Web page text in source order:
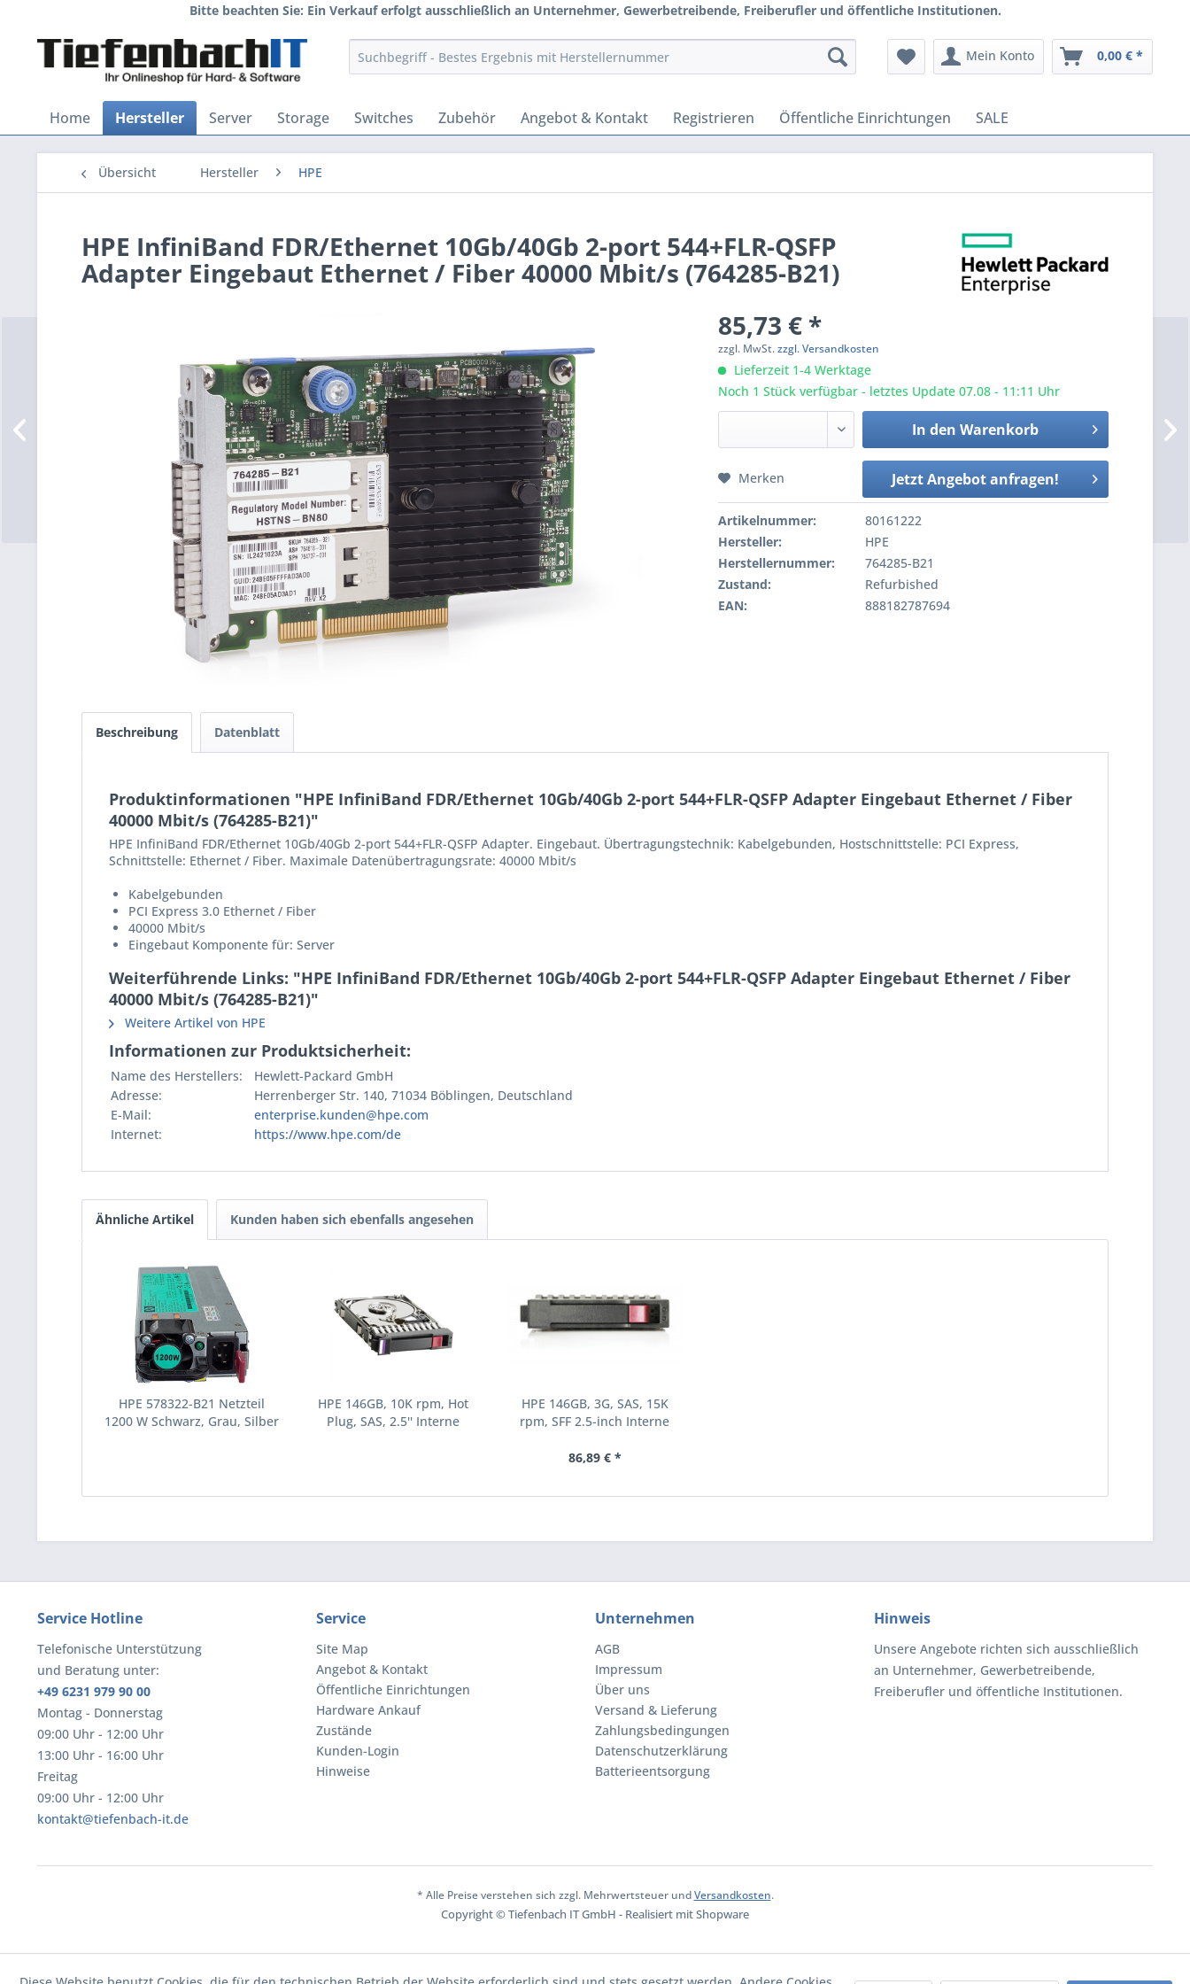
Bitte beachten Sie: Ein Verkauf erfolgt ausschließlich an Unternehmer, Gewerbetreibende, Freiberufler und öffentliche Institutionen.
Mein Konto 0,00 € *
Home Hersteller Server Storage Switches Zubehör Angebot & Kontakt Registrieren Öffentliche Einrichtungen SALE
Übersicht Hersteller HPE
HPE InfiniBand FDR/Ethernet 10Gb/40Gb 2-port 544+FLR-QSFP
Adapter Eingebaut Ethernet / Fiber 40000 Mbit/s (764285-B21)
85,73 € *
zzgl. MwSt.zzgl. Versandkosten
Lieferzeit 1-4 Werktage
Noch 1 Stück verfügbar - letztes Update 07.08 - 11:11 Uhr
In den Warenkorb
Jetzt Angebot anfragen!
Merken
Artikelnummer:
80161222
Hersteller:
HPE
Herstellernummer:
764285-B21
Zustand:
Refurbished
EAN:
888182787694
Beschreibung Datenblatt
Produktinformationen "HPE InfiniBand FDR/Ethernet 10Gb/40Gb 2-port 544+FLR-QSFP Adapter Eingebaut Ethernet / Fiber
40000 Mbit/s (764285-B21)"
HPE InfiniBand FDR/Ethernet 10Gb/40Gb 2-port 544+FLR-QSFP Adapter. Eingebaut. Übertragungstechnik: Kabelgebunden, Hostschnittstelle: PCI Express,
Schnittstelle: Ethernet / Fiber. Maximale Datenübertragungsrate: 40000 Mbit/s
Kabelgebunden
PCI Express 3.0 Ethernet / Fiber
40000 Mbit/s
Eingebaut Komponente für: Server
Weiterführende Links: "HPE InfiniBand FDR/Ethernet 10Gb/40Gb 2-port 544+FLR-QSFP Adapter Eingebaut Ethernet / Fiber
40000 Mbit/s (764285-B21)"
Weitere Artikel von HPE
Informationen zur Produktsicherheit:
Name des Herstellers:
Hewlett-Packard GmbH
Adresse:
Herrenberger Str. 140, 71034 Böblingen, Deutschland
E-Mail:
enterprise.kunden@hpe.com
Internet:
https://www.hpe.com/de
Ähnliche Artikel Kunden haben sich ebenfalls angesehen
HPE 578322-B21 Netzteil
1200 W Schwarz, Grau, Silber
HPE 146GB, 10K rpm, Hot
Plug, SAS, 2.5'' Interne
HPE 146GB, 3G, SAS, 15K
rpm, SFF 2.5-inch Interne
(504062-B21)
86,89 € *
Service Hotline
Telefonische Unterstützung
und Beratung unter:
+49 6231 979 90 00
Montag - Donnerstag
09:00 Uhr - 12:00 Uhr
13:00 Uhr - 16:00 Uhr
Freitag
09:00 Uhr - 12:00 Uhr
kontakt@tiefenbach-it.de
Service
Site Map
Angebot & Kontakt
Öffentliche Einrichtungen
Hardware Ankauf
Zustände
Kunden-Login
Hinweise
Unternehmen
AGB
Impressum
Über uns
Versand & Lieferung
Zahlungsbedingungen
Datenschutzerklärung
Batterieentsorgung
Hinweis
Unsere Angebote richten sich ausschließlich
an Unternehmer, Gewerbetreibende,
Freiberufler und öffentliche Institutionen.
* Alle Preise verstehen sich zzgl. Mehrwertsteuer undVersandkosten.
Copyright © Tiefenbach IT GmbH - Realisiert mit Shopware